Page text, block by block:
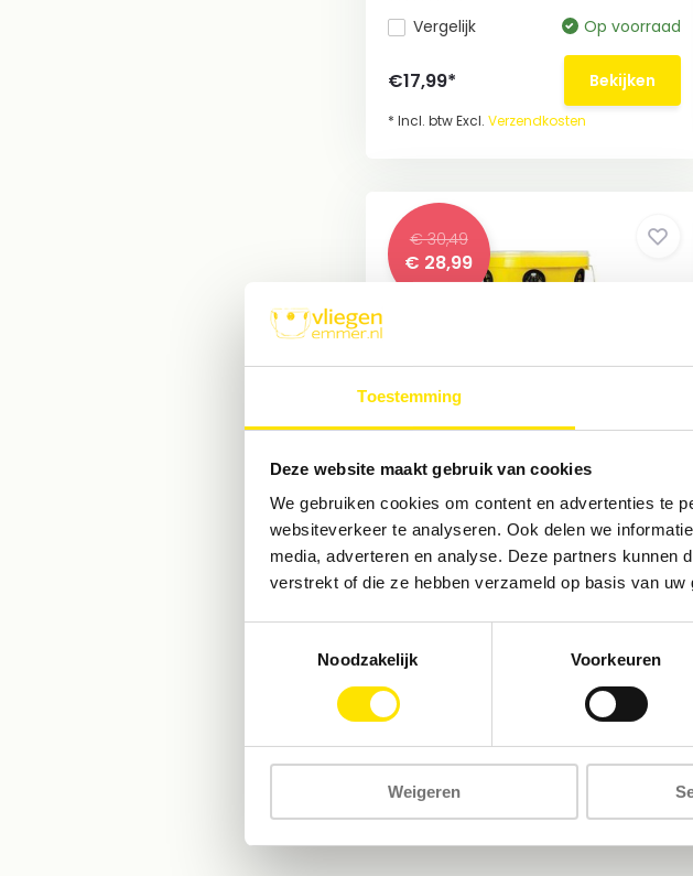
Toestemming
Deze website maakt gebruik van cookies
We gebruiken cookies om content en advertenties te
websiteverkeer te analyseren. Ook delen we
media, adverteren en analyse. Deze partners kunnen
verstrekt of die ze hebben verzameld op basis van
Noodzakelijk
Voorkeuren
Weigeren
Vergelijk Op voorraad
€17,99* Bekijken
* Incl. btw Excl. Verzendkosten
€ 30,49
€ 28,99
Set Compact vanaf €26,67
Vangt tot 1.000.000 ...
€28,99* Bekijken
* Incl. btw Excl.